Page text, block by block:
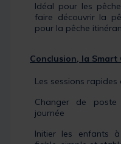
Idéal pour les
faire découvrir la
pour la pêche
Conclusion, la
Les sessions
Changer de
journée
Initier les enfants